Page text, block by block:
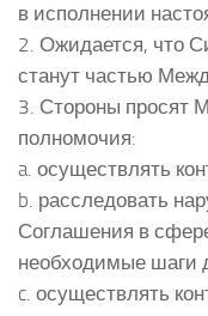
в исполнении
2. Ожидается, что
станут частью
3. Стороны просят
полномочия:
a. осуществлять
b. расследовать
Соглашения в
необходимые шаги
c. осуществлять